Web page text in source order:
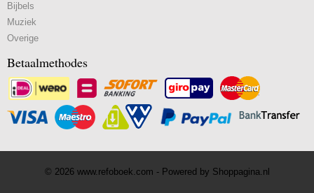
Bijbels
Muziek
Overige
Betaalmethodes
© 2026 www.refoboek.com - Powered by Shoppagina.nl